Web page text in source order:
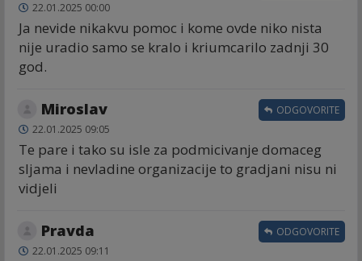
22.01.2025 00:00
Ja nevide nikakvu pomoc i kome ovde niko nista
nije uradio samo se kralo i kriumcarilo zadnji 30
god.
Miroslav
22.01.2025 09:05
Te pare i tako su isle za podmicivanje domaceg
sljama i nevladine organizacije to gradjani nisu ni
vidjeli
ODGOVORITE
Pravda
22.01.2025 09:11
ODGOVORITE